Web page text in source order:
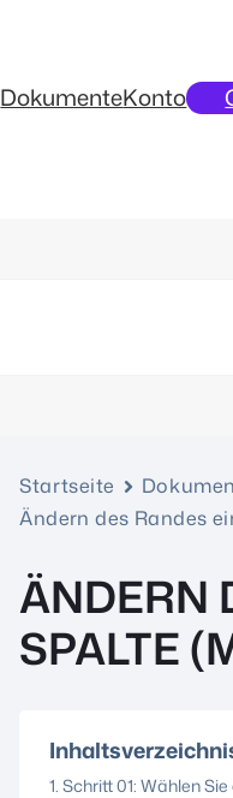
DokumenteKonto
Startseite
Ändern des Randes
ÄNDERN
SPALTE
Schritt 01: Wählen